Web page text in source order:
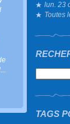
lun. 23
Toutes
TAGS